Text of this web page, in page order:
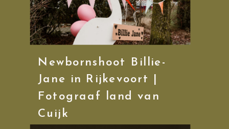
Newbornshoot Billie-
Jane in Rijkevoort |
Fotograaf land van
Cuijk